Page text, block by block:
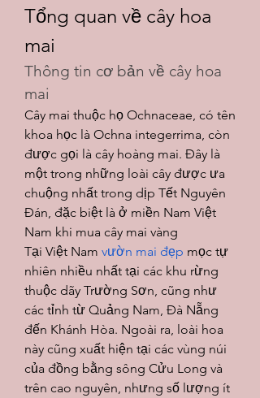
Tổng quan về cây hoa
mai
Thông tin cơ bản về cây hoa
mai
Cây mai thuộc họ Ochnaceae, có tên
khoa học là Ochna integerrima, còn
được gọi là cây hoàng mai. Đây là
một trong những loài cây được ưa
chuộng nhất trong dịp Tết Nguyên
Đán, đặc biệt là ở miền Nam Việt
Nam khi mua cây mai vàng
Tại Việt Nam vườn mai đẹp mọc tự
nhiên nhiều nhất tại các khu rừng
thuộc dãy Trường Sơn, cũng như
các tỉnh từ Quảng Nam, Đà Nẵng
đến Khánh Hòa. Ngoài ra, loài hoa
này cũng xuất hiện tại các vùng núi
của đồng bằng sông Cửu Long và
trên cao nguyên, nhưng số lượng ít